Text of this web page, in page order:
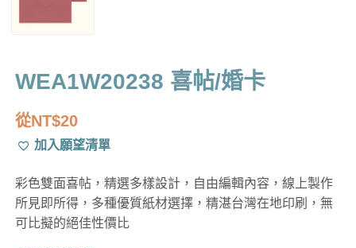
WEA1W20238 喜帖/婚卡
從NT$20
加入願望清單
彩色雙面喜帖，精選多樣設計，自由編輯內容，線上製作
所見即所得，多種優質紙材選擇，精湛台灣在地印刷，無
可比擬的絕佳性價比